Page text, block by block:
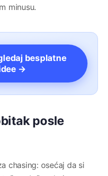
minusu.
besplatne
→
posle
chasing: osećaj da si